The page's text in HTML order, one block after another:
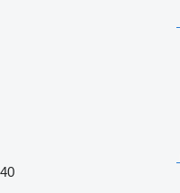
40